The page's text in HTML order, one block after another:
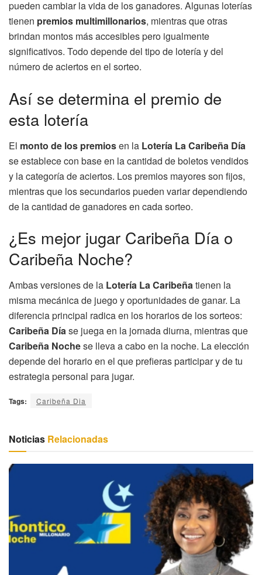
pueden cambiar la vida de los ganadores. Algunas loterías
tienen premios multimillonarios, mientras que otras
brindan montos más accesibles pero igualmente
significativos. Todo depende del tipo de lotería y del
número de aciertos en el sorteo.
Así se determina el premio de
esta lotería
El monto de los premiosen la Lotería La Caribeña Día
se establece con base en la cantidad de boletos vendidos
y la categoría de aciertos. Los premios mayores son fijos,
mientras que los secundarios pueden variar dependiendo
de la cantidad de ganadores en cada sorteo.
¿Es mejor jugar Caribeña Día o
Caribeña Noche?
Ambas versiones de la Lotería La Caribeñatienen la
misma mecánica de juego y oportunidades de ganar. La
diferencia principal radica en los horarios de los sorteos:
Caribeña Díase juega en la jornada diurna, mientras que
Caribeña Nochese lleva a cabo en la noche. La elección
depende del horario en el que prefieras participar y de tu
estrategia personal para jugar.
Tags: Caribeña Dia
Noticias Relacionadas